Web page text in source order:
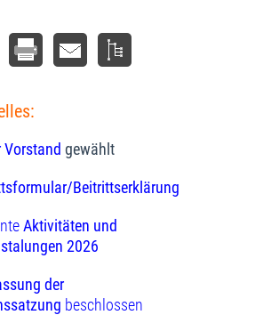
Vorstand gewählt
Beitrittserklärung
Aktivitäten und
2026
der
beschlossen